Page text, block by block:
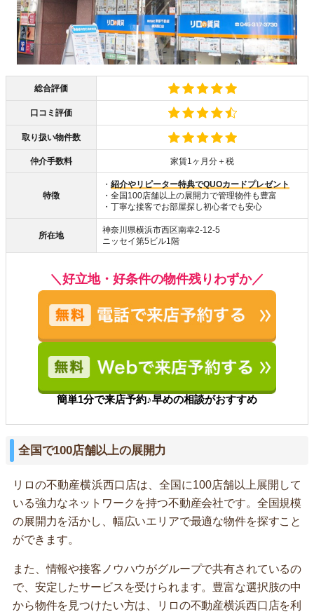
総合評価
口コミ評価
取り扱い物件数
仲介手数料 家賃1ヶ月分＋税
特徴
・ 紹介やリピーター特典でQUOカードプレゼント
・全国100店舗以上の展開力で管理物件も豊富
・丁寧な接客でお部屋探し初心者でも安心
所在地
神奈川県横浜市西区南幸2-12-5
ニッセイ第5ビル1階
＼好立地・好条件の物件残りわずか／
簡単1分で来店予約♪早めの相談がおすすめ
全国で100店舗以上の展開力
リロの不動産横浜西口店は、全国に100店舗以上展開して
いる強力なネットワークを持つ不動産会社です。全国規模
の展開力を活かし、幅広いエリアで最適な物件を探すこと
ができます。
また、情報や接客ノウハウがグループで共有されているの
で、安定したサービスを受けられます。豊富な選択肢の中
から物件を見つけたい方は、リロの不動産横浜西口店を利